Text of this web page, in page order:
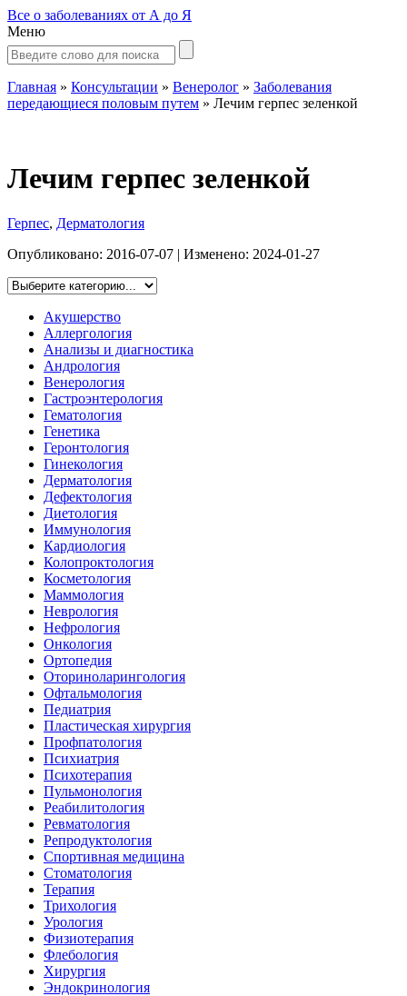
Все о заболеваниях от А до Я
Меню
Главная » Консультации » Венеролог » Заболевания
передающиеся половым путем » Лечим герпес зеленкой
Лечим герпес зеленкой
Герпес, Дерматология
Опубликовано: 2016-07-07 | Изменено: 2024-01-27
Акушерство
Аллергология
Анализы и диагностика
Андрология
Венерология
Гастроэнтерология
Гематология
Генетика
Геронтология
Гинекология
Дерматология
Дефектология
Диетология
Иммунология
Кардиология
Колопроктология
Косметология
Маммология
Неврология
Нефрология
Онкология
Ортопедия
Оториноларингология
Офтальмология
Педиатрия
Пластическая хирургия
Профпатология
Психиатрия
Психотерапия
Пульмонология
Реабилитология
Ревматология
Репродуктология
Спортивная медицина
Стоматология
Терапия
Трихология
Урология
Физиотерапия
Флебология
Хирургия
Эндокринология